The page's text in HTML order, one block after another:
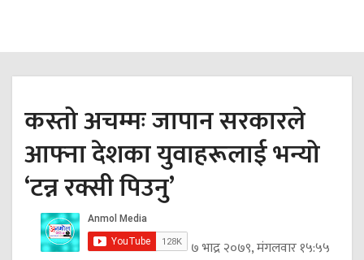
कस्तो अचम्मः जापान सरकारले
आफ्ना देशका युवाहरूलाई भन्यो
‘टन्न रक्सी पिउनु’
७ भाद्र २०७९, मंगलवार १५:५५